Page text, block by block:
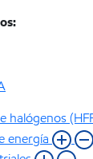
halógenos
energía